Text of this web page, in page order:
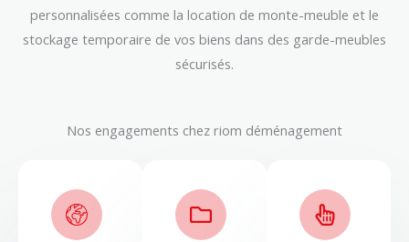
personnalisées comme la location de monte-meuble et le
stockage temporaire de vos biens dans des garde-meubles
sécurisés.
Nos engagements chez riom déménagement